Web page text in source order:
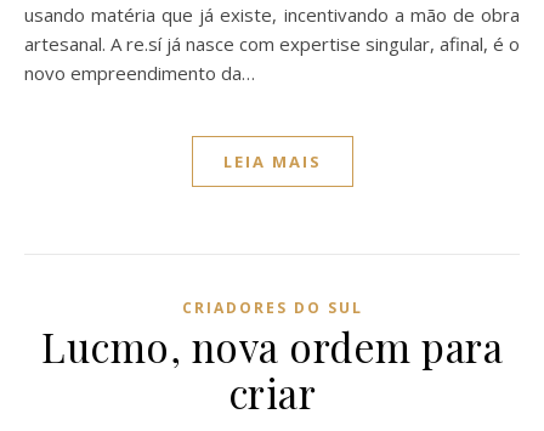
usando matéria que já existe, incentivando a mão de obra
artesanal. A re.sí já nasce com expertise singular, afinal, é o
novo empreendimento da…
LEIA MAIS
CRIADORES DO SUL
Lucmo, nova ordem para
criar